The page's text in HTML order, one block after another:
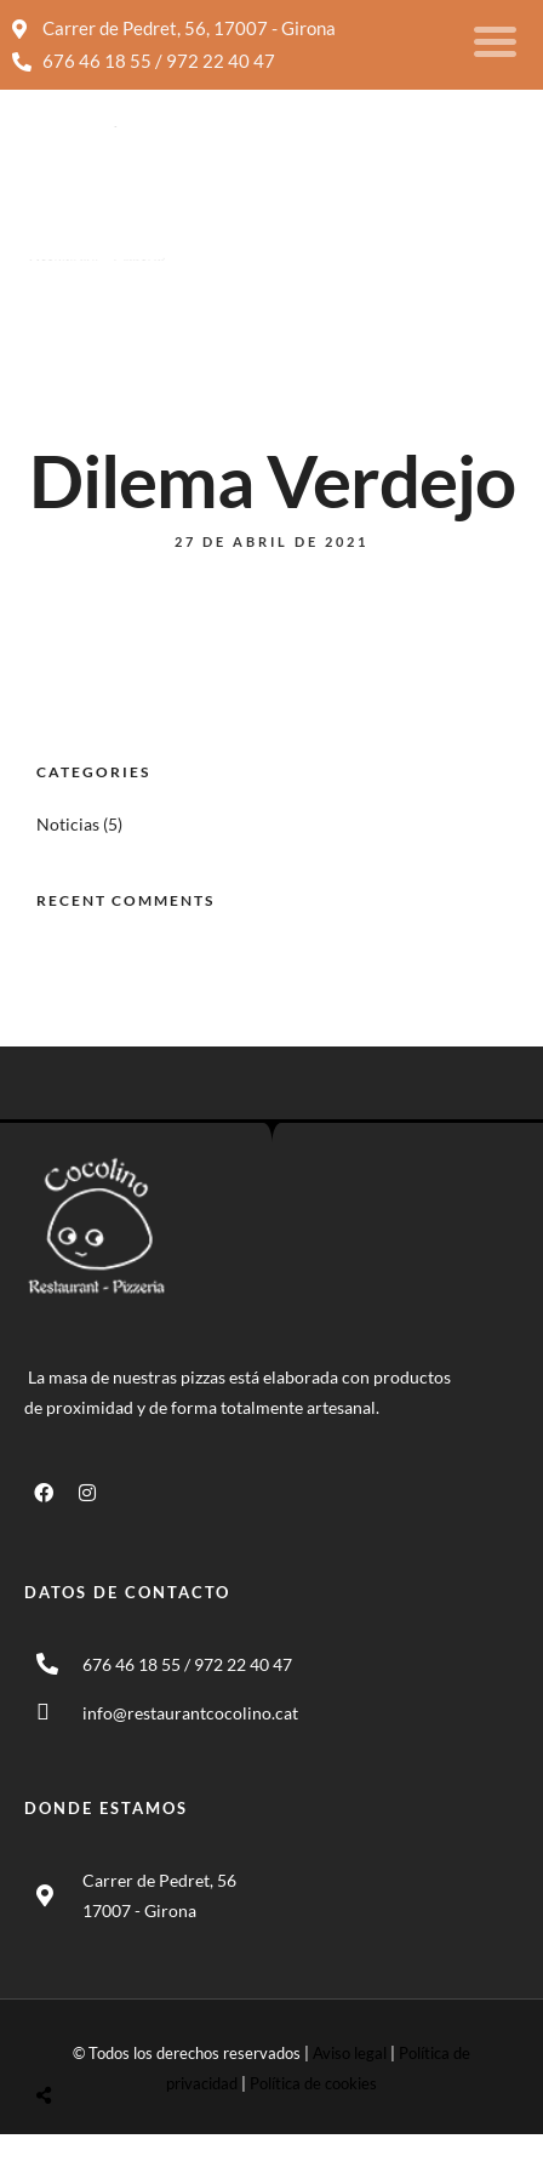
Carrer de Pedret, 56, 17007 - Girona
676 46 18 55 / 972 22 40 47
Dilema Verdejo
27 DE ABRIL DE 2021
CATEGORIES
Noticias (5)
RECENT COMMENTS
La masa de nuestras pizzas está elaborada con productos
de proximidad y de forma totalmente artesanal.
DATOS DE CONTACTO
676 46 18 55 / 972 22 40 47
info@restaurantcocolino.cat
DONDE ESTAMOS
Carrer de Pedret, 56
17007 - Girona
© Todos los derechos reservados | Aviso legal | Política de
privacidad | Política de cookies